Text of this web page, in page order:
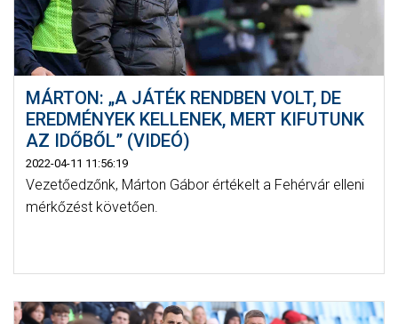
MÁRTON: „A JÁTÉK RENDBEN VOLT, DE
EREDMÉNYEK KELLENEK, MERT KIFUTUNK
AZ IDŐBŐL” (VIDEÓ)
2022-04-11 11:56:19
Vezetőedzőnk, Márton Gábor értékelt a Fehérvár elleni
mérkőzést követően.